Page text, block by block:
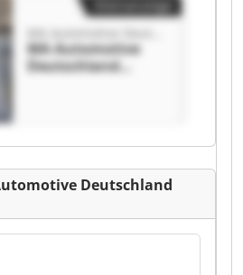
MA Automotive
Deutschland
Deutschland